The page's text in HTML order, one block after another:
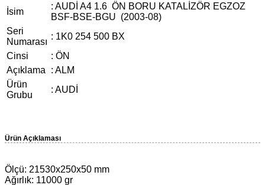
İsim
: AUDİ A4 1.6 ÖN BORU KATALİZÖR EGZOZ
BSF-BSE-BGU (2003-08)
Seri
Numarası
: 1K0 254 500 BX
Cinsi
: ÖN
Açıklama
: ALM
Ürün
Grubu
: AUDİ
Ürün Açıklaması
Ölçü: 21530x250x50 mm
Ağırlık: 11000 gr